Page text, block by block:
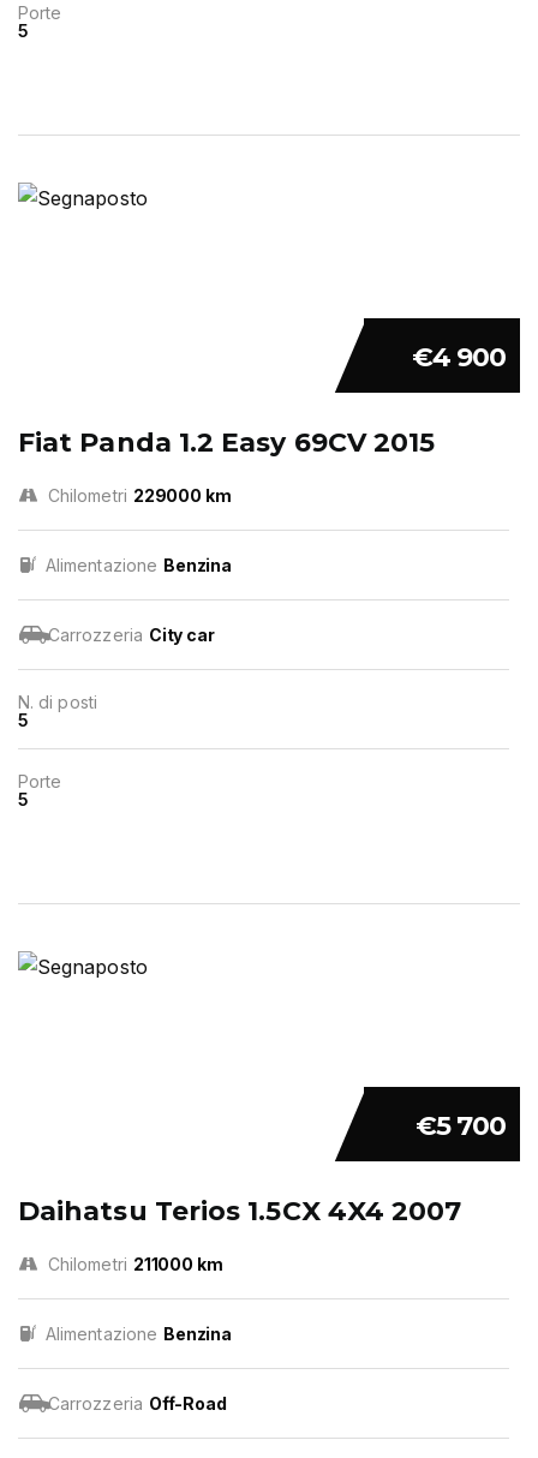
Porte
5
€4 900
Fiat Panda 1.2 Easy 69CV 2015
Chilometri 229000 km
Alimentazione Benzina
Carrozzeria City car
N. di posti
5
Porte
5
€5 700
Daihatsu Terios 1.5CX 4X4 2007
Chilometri 211000 km
Alimentazione Benzina
Carrozzeria Off-Road